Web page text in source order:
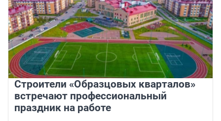
Строители «Образцовых кварталов»
встречают профессиональный
праздник на работе